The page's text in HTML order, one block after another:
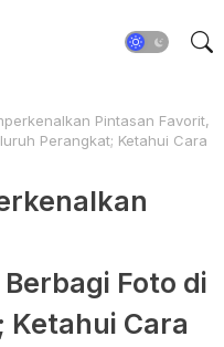
Pintasan Favorit,
Perangkat; Ketahui Cara
Foto di
Cara